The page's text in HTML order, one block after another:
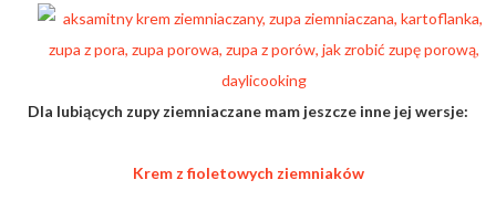
Dla lubiących zupy ziemniaczane mam jeszcze inne jej wersje:
Krem z fioletowych ziemniaków